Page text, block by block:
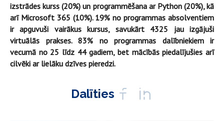
izstrādes kurss (20%) un programmēšana ar Python (20%), kā
arī Microsoft 365 (10%). 19% no programmas absolventiem
ir apguvuši vairākus kursus, savukārt 4325 jau izgājuši
virtuālās prakses. 83% no programmas dalībniekiem ir
vecumā no 25 līdz 44 gadiem, bet mācībās piedalījušies arī
cilvēki ar lielāku dzīves pieredzi.
Dalīties